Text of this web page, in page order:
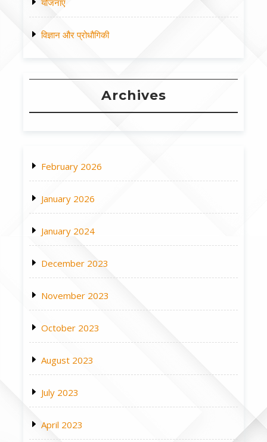
विज्ञान और प्रोधौगिकी
Archives
February 2026
January 2026
January 2024
December 2023
November 2023
October 2023
August 2023
July 2023
April 2023